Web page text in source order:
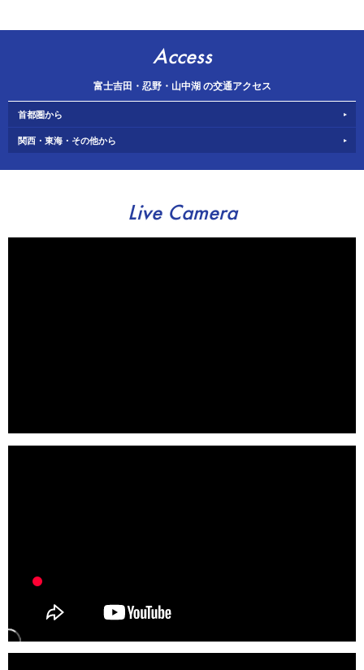
Access
富士吉田・忍野・山中湖 の交通アクセス
首都圏から
関西・東海・その他から
Live Camera